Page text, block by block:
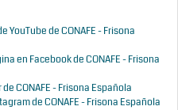
YouTube de CONAFE - Frisona
en Facebook de CONAFE - Frisona
CONAFE - Frisona Española
de CONAFE - Frisona Española